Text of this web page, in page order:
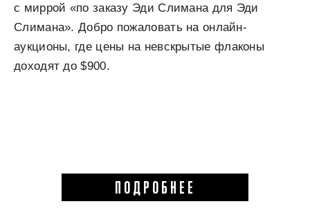
с миррой «по заказу Эди Слимана для Эди
Слимана». Добро пожаловать на онлайн-
аукционы, где цены на невскрытые флаконы
доходят до $900.
ПОДРОБНЕЕ